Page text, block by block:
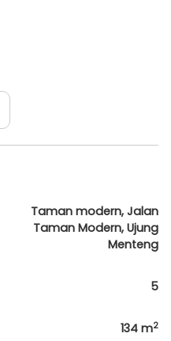
Taman modern, Jalan
Taman Modern, Ujung
Menteng
5
134 m2